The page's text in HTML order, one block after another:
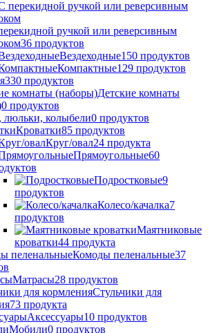
ручкой или реверсивным
36 продуктов
Вездеходные150 продуктов
Компактные129 продуктов
330 продуктов
Детские комнаты
0 продуктов
колыбели0 продуктов
Кроватки85 продуктов
Круг/овал24 продукта
Прямоугольные60
Подростковые9
продуктов
Колесо/качалка7
продуктов
Маятниковые
кроватки44 продукта
Комоды пеленальные37
Матрасы28 продуктов
Стульчики для
73 продукта
Аксессуары10 продуктов
Мобили0 продуктов